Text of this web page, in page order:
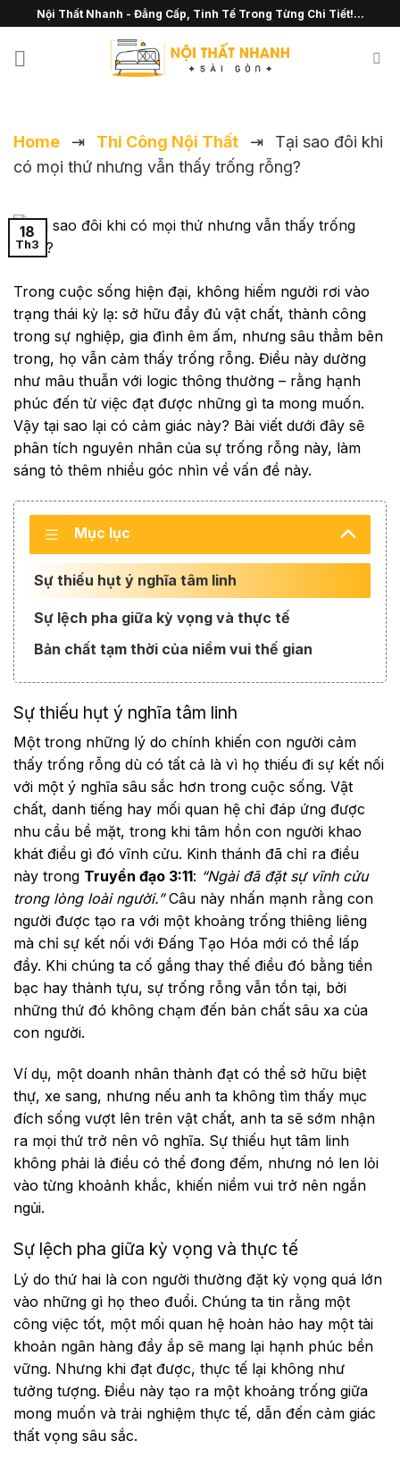
Chuyển
đến
nội
Nội Thất Nhanh - Đẳng Cấp, Tinh Tế Trong Từng Chi Tiết!...
Home ⇥ Thi Công Nội Thất ⇥
Tại sao đôi khi
có mọi thứ nhưng vẫn thấy trống rỗng?
18
Th3
Trong cuộc sống hiện đại, không hiếm người rơi vào
trạng thái kỳ lạ: sở hữu đầy đủ vật chất, thành công
trong sự nghiệp, gia đình êm ấm, nhưng sâu thẳm bên
trong, họ vẫn cảm thấy trống rỗng. Điều này dường
như mâu thuẫn với logic thông thường – rằng hạnh
phúc đến từ việc đạt được những gì ta mong muốn.
Vậy tại sao lại có cảm giác này? Bài viết dưới đây sẽ
phân tích nguyên nhân của sự trống rỗng này, làm
sáng tỏ thêm nhiều góc nhìn về vấn đề này.
Mục lục
Sự thiếu hụt ý nghĩa tâm linh
Sự lệch pha giữa kỳ vọng và thực tế
Bản chất tạm thời của niềm vui thế gian
Sự thiếu hụt ý nghĩa tâm linh
Một trong những lý do chính khiến con người cảm
thấy trống rỗng dù có tất cả là vì họ thiếu đi sự kết nối
với một ý nghĩa sâu sắc hơn trong cuộc sống. Vật
chất, danh tiếng hay mối quan hệ chỉ đáp ứng được
nhu cầu bề mặt, trong khi tâm hồn con người khao
khát điều gì đó vĩnh cửu. Kinh thánh đã chỉ ra điều
này trong Truyền đạo 3:11: “Ngài đã đặt sự vĩnh cửu
trong lòng loài người.”Câu này nhấn mạnh rằng con
người được tạo ra với một khoảng trống thiêng liêng
mà chỉ sự kết nối với Đấng Tạo Hóa mới có thể lấp
đầy. Khi chúng ta cố gắng thay thế điều đó bằng tiền
bạc hay thành tựu, sự trống rỗng vẫn tồn tại, bởi
những thứ đó không chạm đến bản chất sâu xa của
con người.
Ví dụ, một doanh nhân thành đạt có thể sở hữu biệt
thự, xe sang, nhưng nếu anh ta không tìm thấy mục
đích sống vượt lên trên vật chất, anh ta sẽ sớm nhận
ra mọi thứ trở nên vô nghĩa. Sự thiếu hụt tâm linh
không phải là điều có thể đong đếm, nhưng nó len lỏi
vào từng khoảnh khắc, khiến niềm vui trở nên ngắn
ngủi.
Sự lệch pha giữa kỳ vọng và thực tế
Lý do thứ hai là con người thường đặt kỳ vọng quá lớn
vào những gì họ theo đuổi. Chúng ta tin rằng một
công việc tốt, một mối quan hệ hoàn hảo hay một tài
khoản ngân hàng đầy ắp sẽ mang lại hạnh phúc bền
vững. Nhưng khi đạt được, thực tế lại không như
tưởng tượng. Điều này tạo ra một khoảng trống giữa
mong muốn và trải nghiệm thực tế, dẫn đến cảm giác
thất vọng sâu sắc.